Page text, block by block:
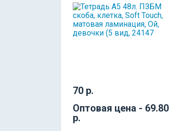
70 р.
Оптовая цена - 69.80
р.